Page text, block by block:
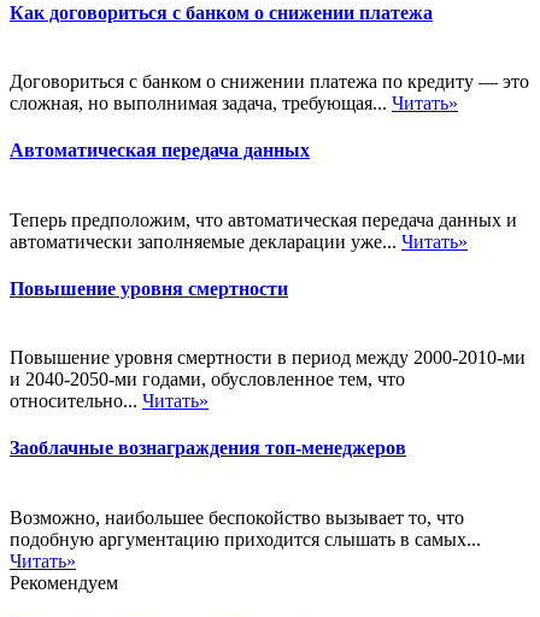
Как договориться с банком о снижении платежа
Договориться с банком о снижении платежа по кредиту — это
сложная, но выполнимая задача, требующая... Читать»
Автоматическая передача данных
Теперь предположим, что автоматическая передача данных и
автоматически заполняемые декларации уже... Читать»
Повышение уровня смертности
Повышение уровня смертности в период между 2000-2010-ми
и 2040-2050-ми годами, обусловленное тем, что
относительно... Читать»
Заоблачные вознаграждения топ-менеджеров
Возможно, наибольшее беспокойство вызывает то, что
подобную аргументацию приходится слышать в самых...
Читать»
Рекомендуем